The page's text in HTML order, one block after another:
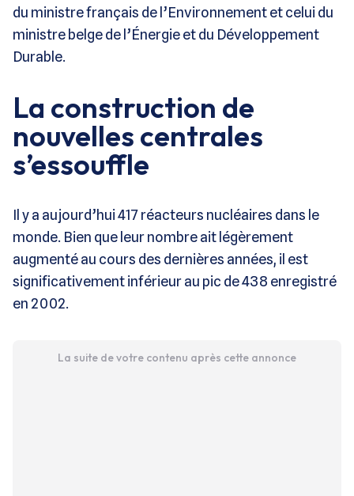
du ministre français de l’Environnement et celui du
ministre belge de l’Énergie et du Développement
Durable.
La construction de
nouvelles centrales
s’essouffle
Il y a aujourd’hui 417 réacteurs nucléaires dans le
monde. Bien que leur nombre ait légèrement
augmenté au cours des dernières années, il est
significativement inférieur au pic de 438 enregistré
en 2002.
La suite de votre contenu après cette annonce